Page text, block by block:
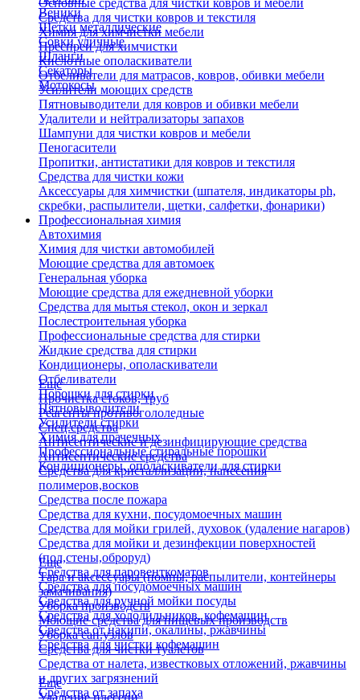
Веники
Щетки металлические
Совки уличные
Шланги
Секаторы
Мотокосы
Основные средства для чистки ковров и мебели
Средства для чистки ковров и текстиля
Химия для химчистки мебели
Преспреи для химчистки
Кислотные ополаскиватели
Отбеливатели для матрасов, ковров, обивки мебели
Усилители моющих средств
Пятновыводители для ковров и обивки мебели
Удалители и нейтрализаторы запахов
Шампуни для чистки ковров и мебели
Пеногасители
Пропитки, антистатики для ковров и текстиля
Средства для чистки кожи
Аксессуары для химчистки (шпателя, индикаторы ph,
скребки, распылители, щетки, салфетки, фонарики)
Профессиональная химия
Автохимия
Химия для чистки автомобилей
Моющие средства для автомоек
Генеральная уборка
Моющие средства для ежедневной уборки
Средства для мытья стекол, окон и зеркал
Послестроительная уборка
Профессиональные средства для стирки
Жидкие средства для стирки
Кондиционеры, ополаскиватели
Отбеливатели
Порошки для стирки
Пятновыводители
Усилители стирки
Химия для прачечных
Профессиональные стиральные порошки
Кондиционеры, ополаскиватели для стирки
Еще
Прочистка стоков, труб
Реагенты противогололедные
Спец.средства
Антисептические и дезинфицирующие средства
Антисептические средства
Средства для кристаллизации, нанесения
полимеров,восков
Средства после пожара
Средства для кухни, посудомоечных машин
Средства для мойки грилей, духовок (удаление нагаров)
Средства для мойки и дезинфекции поверхностей
(пол,стены,оброруд)
Средства для паровенткоматов
Средства для посудомоечных машин
Средства для ручной мойки посуды
Средства для холодильников, кофемашин
Средства от накипи, окалины, ржавчины
Средства для чистки кофемашин
Еще
Тара и аксессуары (помпы, распылители, контейнеры
замачивания)
Уборка производств
Моющие средства для пищевых производств
Уборка сан.узлов
Средства для чистки туалетов
Средства от налета, известковых отложений, ржавчины
и других загрязнений
Средства от запаха
Еще
Удаление плесени